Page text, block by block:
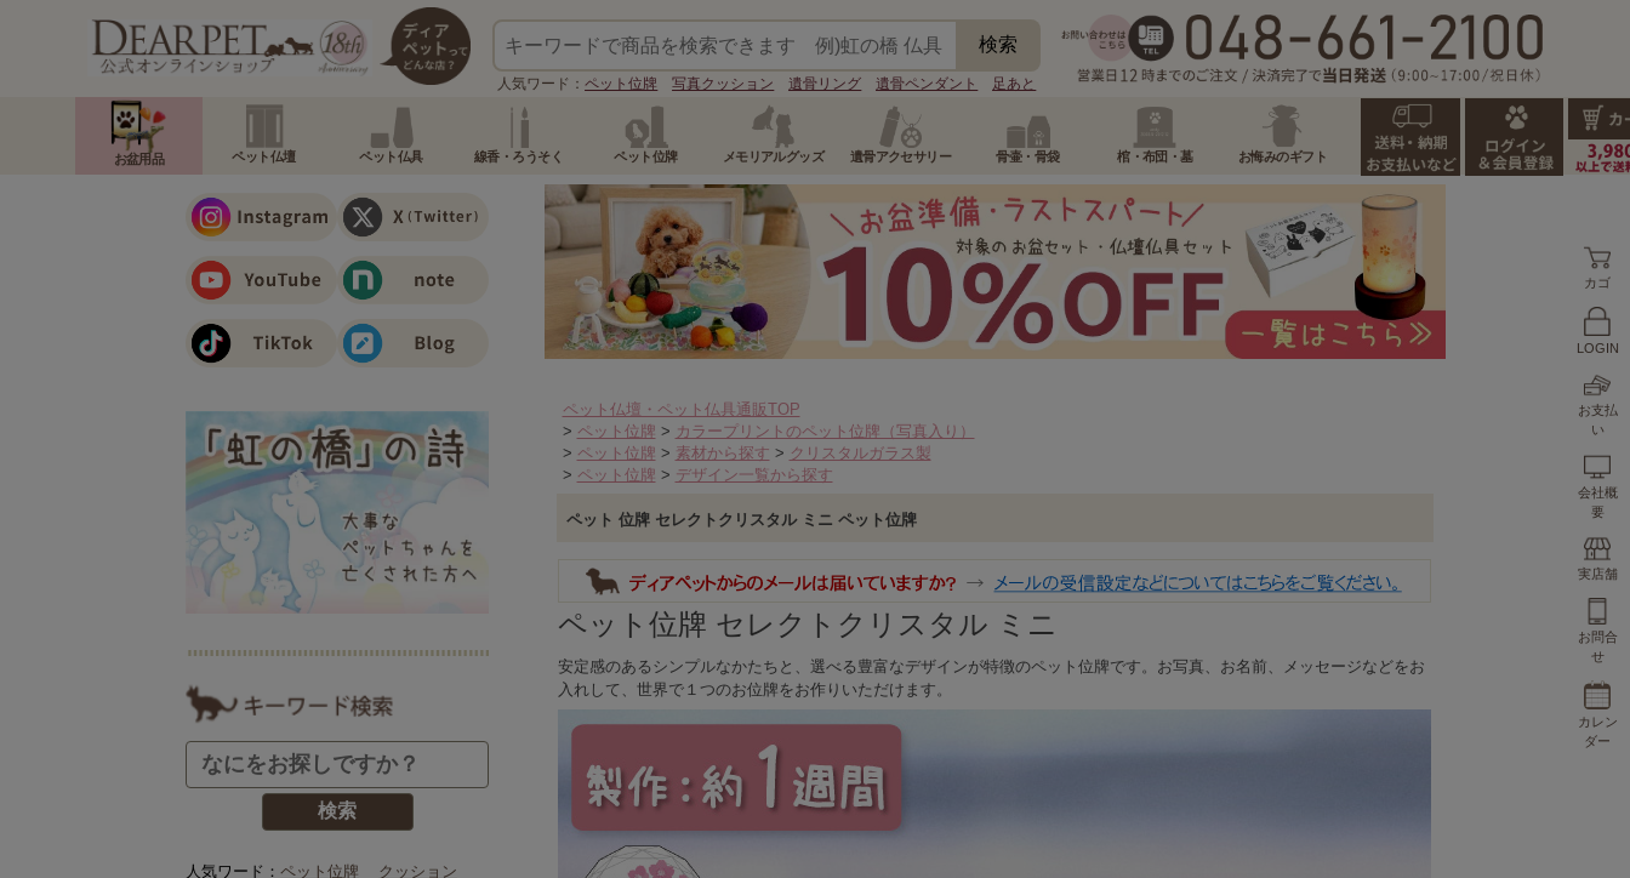
人気ワード：ペット位牌 写真クッション 遺骨リング 遺骨ペンダント 足あと
お盆用品 ペット仏壇 ペット仏具 線香・ろうそく ペット位牌 メモリアルグッズ 遺骨アクセサリー 骨壷・骨袋 棺・布団・墓 お悔みのギフト
カゴ
LOGIN
お支払
い
会社概
要
実店舗
お問合
せ
カレン
ダー
ペット仏壇・ペット仏具通販TOP
> ペット位牌 > カラープリントのペット位牌（写真入り）
> ペット位牌 > 素材から探す > クリスタルガラス製
> ペット位牌 > デザイン一覧から探す
ペット 位牌 セレクトクリスタル ミニ ペット位牌
ペット位牌 セレクトクリスタル ミニ
安定感のあるシンプルなかたちと、選べる豊富なデザインが特徴のペット位牌です。お写真、お名前、メッセージなどをお
入れして、世界で１つのお位牌をお作りいただけます。